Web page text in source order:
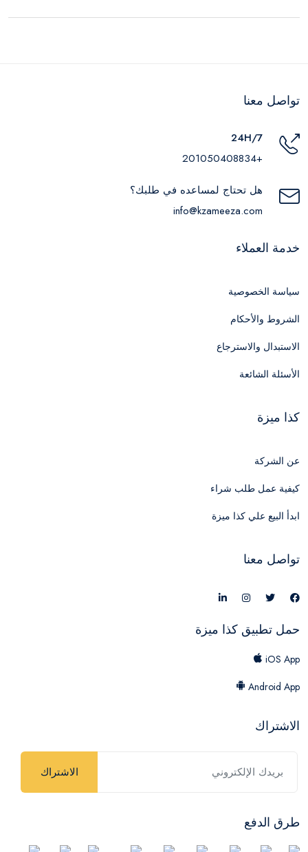
تواصل معنا
24H/7
+201050408834
هل تحتاج لمساعده في طلبك؟
info@kzameeza.com
خدمة العملاء
سياسة الخصوصية
الشروط والأحكام
الاستبدال والاسترجاع
الأسئلة الشائعة
كذا ميزة
عن الشركة
كيفية عمل طلب شراء
ابدأ البيع علي كذا ميزة
تواصل معنا
حمل تطبيق كذا ميزة
iOS App
Android App
الاشتراك
الاشتراك
طرق الدفع